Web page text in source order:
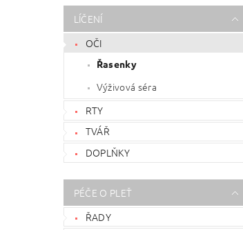
LÍČENÍ
OČI
Řasenky
Výživová séra
RTY
TVÁŘ
DOPLŇKY
PÉČE O PLEŤ
ŘADY